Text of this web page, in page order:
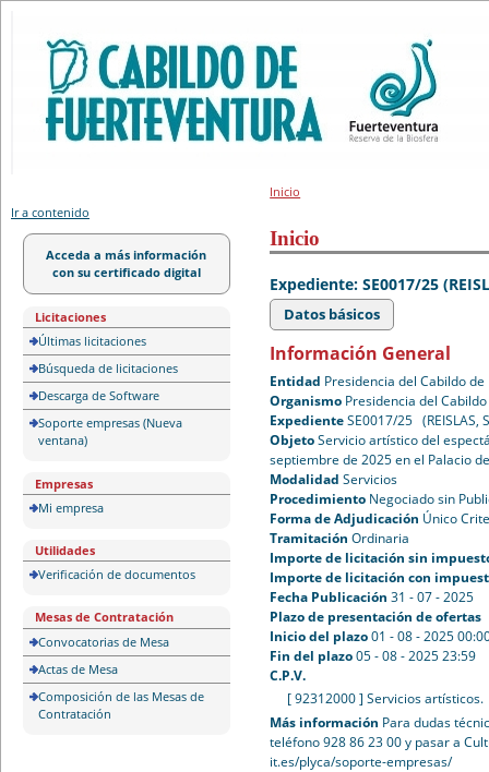
Ir a contenido
Acceda a más información
con su certificado digital
Licitaciones
Últimas licitaciones
Búsqueda de licitaciones
Descarga de Software
Soporte empresas (Nueva
ventana)
Empresas
Mi empresa
Utilidades
Verificación de documentos
Mesas de Contratación
Convocatorias de Mesa
Actas de Mesa
Composición de las Mesas de
Contratación
Inicio
Inicio
Expediente: SE0017/25
Datos básicos
Información General
Entidad Presidencia del Cabildo
Organismo Presidencia del
ExpedienteSE0017/25 (REISLAS,
ObjetoServicio artístico del
septiembre de 2025 en el Palacio
Modalidad Servicios
Procedimiento Negociado sin
Forma de Adjudicación Único
Tramitación Ordinaria
Importe de licitación sin
Importe de licitación con
Fecha Publicación 31 - 07 - 2025
Plazo de presentación de ofertas
Inicio del plazo01 - 08 - 2025
Fin del plazo05 - 08 - 2025 23:59
C.P.V.
[ 92312000 ] Servicios artísticos.
Más información Para dudas
teléfono 928 86 23 00 y pasar a
it.es/plyca/soporte-empresas/